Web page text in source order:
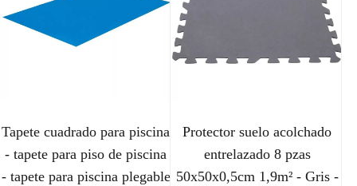
Tapete cuadrado para piscina
- tapete para piso de piscina
- tapete para piscina plegable
Protector suelo acolchado
entrelazado 8 pzas
50x50x0,5cm 1,9m² - Gris -